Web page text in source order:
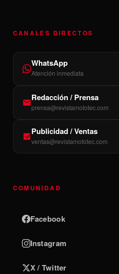
CANALES DIRECTOS
WhatsApp
Atención inmediata
Redacción / Prensa
prensa@revistamototec.com
Publicidad / Ventas
ventas@revistamototec.com
COMUNIDAD
Facebook
Instagram
X / Twitter